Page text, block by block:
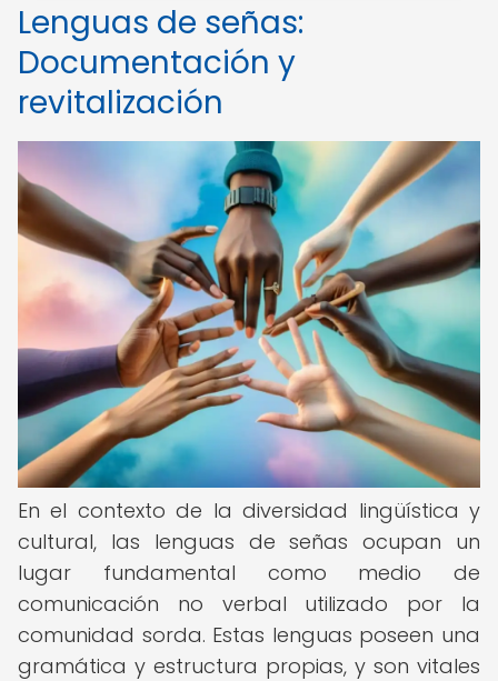
Lenguas de señas:
Documentación y
revitalización
En el contexto de la diversidad lingüística y
cultural, las lenguas de señas ocupan un
lugar fundamental como medio de
comunicación no verbal utilizado por la
comunidad sorda. Estas lenguas poseen una
gramática y estructura propias, y son vitales